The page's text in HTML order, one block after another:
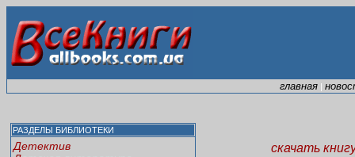
главная |
РАЗДЕЛЫ БИБЛИОТЕКИ
Детектив
скачать